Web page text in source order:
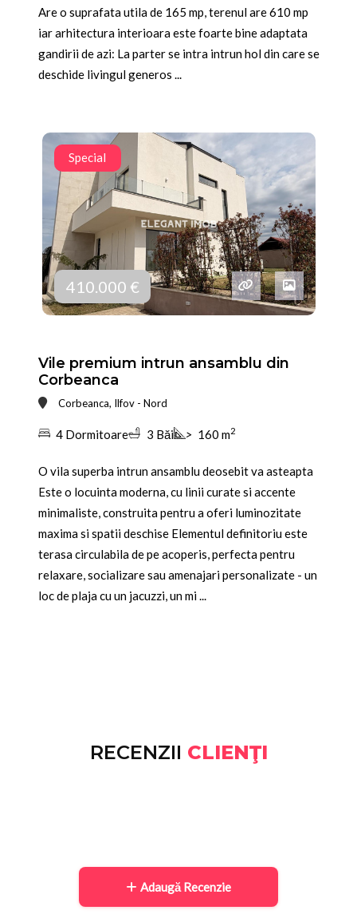
Are o suprafata utila de 165 mp, terenul are 610 mp
iar arhitectura interioara este foarte bine adaptata
gandirii de azi: La parter se intra intrun hol din care se
deschide livingul generos ...
Special
410.000 €
Vile premium intrun ansamblu din
Corbeanca
Corbeanca, Ilfov - Nord
4 Dormitoare 3 Băi > 160 m2
O vila superba intrun ansamblu deosebit va asteapta
Este o locuinta moderna, cu linii curate si accente
minimaliste, construita pentru a oferi luminozitate
maxima si spatii deschise Elementul definitoriu este
terasa circulabila de pe acoperis, perfecta pentru
relaxare, socializare sau amenajari personalizate - un
loc de plaja cu un jacuzzi, un mi ...
RECENZII CLIENŢI
Adaugă Recenzie